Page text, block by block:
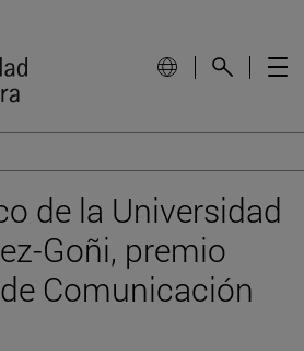
de la Universidad
Goñi, premio
Comunicación